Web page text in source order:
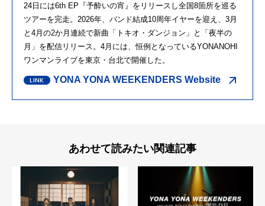
24日には6th EP『予酔いの宵』をリリースし全国8箇所を巡る
ツアーを完走。2026年、バンド結成10周年イヤーを迎え、3月
と4月の2か月連続で新曲「トキオ・ダンジョン」と「夜半の
月」を配信リリース。4月には、恒例となっているYONANOHI
ワンマンライブを東京・台北で開催した。
YONA YONA WEEKENDERS Website
あわせて読みたい関連記事